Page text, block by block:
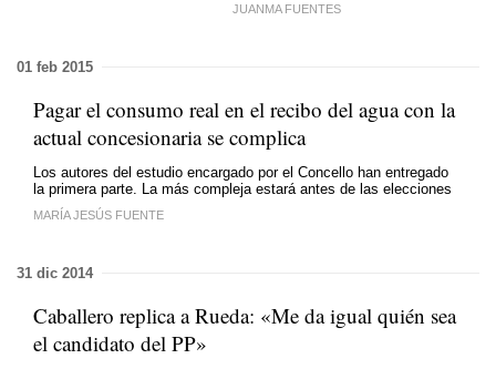
JUANMA FUENTES
01 feb 2015
Pagar el consumo real en el recibo del agua con la
actual concesionaria se complica
Los autores del estudio encargado por el Concello han entregado
la primera parte. La más compleja estará antes de las elecciones
MARÍA JESÚS FUENTE
31 dic 2014
Caballero replica a Rueda: «Me da igual quién sea
el candidato del PP»